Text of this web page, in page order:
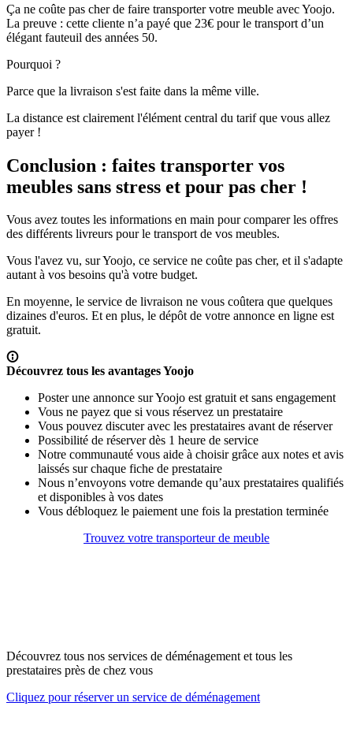
Ça ne coûte pas cher de faire transporter votre meuble avec Yoojo.
La preuve : cette cliente n’a payé que 23€ pour le transport d’un
élégant fauteuil des années 50.
Pourquoi ?
Parce que la livraison s'est faite dans la même ville.
La distance est clairement l'élément central du tarif que vous allez
payer !
Conclusion : faites transporter vos
meubles sans stress et pour pas cher !
Vous avez toutes les informations en main pour comparer les offres
des différents livreurs pour le transport de vos meubles.
Vous l'avez vu, sur Yoojo, ce service ne coûte pas cher, et il s'adapte
autant à vos besoins qu'à votre budget.
En moyenne, le service de livraison ne vous coûtera que quelques
dizaines d'euros. Et en plus, le dépôt de votre annonce en ligne est
gratuit.
Découvrez tous les avantages Yoojo
Poster une annonce sur Yoojo est gratuit et sans engagement
Vous ne payez que si vous réservez un prestataire
Vous pouvez discuter avec les prestataires avant de réserver
Possibilité de réserver dès 1 heure de service
Notre communauté vous aide à choisir grâce aux notes et avis
laissés sur chaque fiche de prestataire
Nous n’envoyons votre demande qu’aux prestataires qualifiés
et disponibles à vos dates
Vous débloquez le paiement une fois la prestation terminée
Trouvez votre transporteur de meuble
Découvrez tous nos services de déménagement et tous les
prestataires près de chez vous
Cliquez pour réserver un service de déménagement